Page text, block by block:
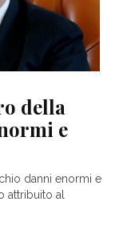
della
e
danni enormi e
attribuito al